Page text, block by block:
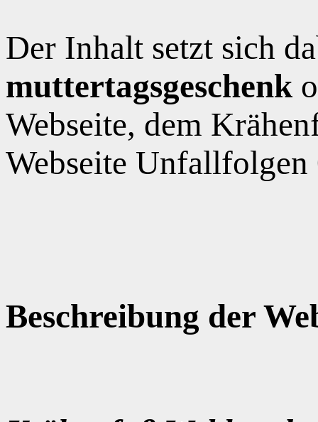
Der Inhalt setzt sich
muttertagsgeschenk
Webseite, dem
Webseite
Beschreibung der